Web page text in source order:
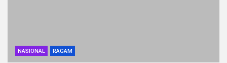
NASIONAL RAGAM